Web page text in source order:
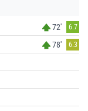
72' 6.7
78' 6.3